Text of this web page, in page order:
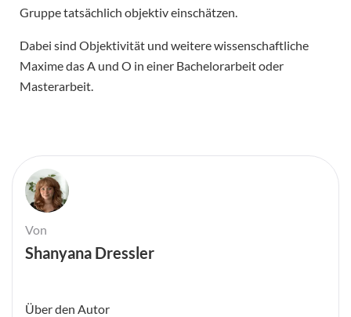
Gruppe tatsächlich objektiv einschätzen.
Dabei sind Objektivität und weitere wissenschaftliche
Maxime das A und O in einer Bachelorarbeit oder
Masterarbeit.
Von
Shanyana Dressler
Über den Autor